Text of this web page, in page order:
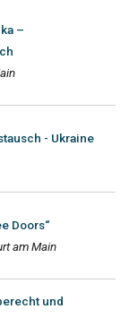
–
- Ukraine
Doors“
am Main
und